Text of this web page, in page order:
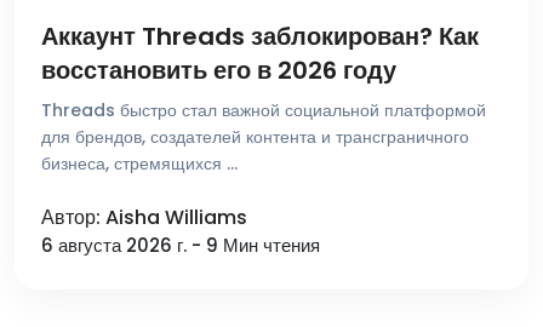
Аккаунт Threads заблокирован? Как
восстановить его в 2026 году
Threads быстро стал важной социальной платформой
для брендов, создателей контента и трансграничного
бизнеса, стремящихся …
Автор: Aisha Williams
6 августа 2026 г. - 9 Мин чтения